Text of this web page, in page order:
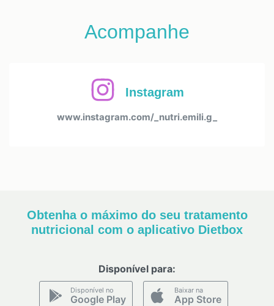
Acompanhe
Instagram
www.instagram.com/_nutri.emili.g_
Obtenha o máximo do seu tratamento
nutricional com o aplicativo Dietbox
Disponível para:
Disponível no
Google Play
Baixar na
App Store